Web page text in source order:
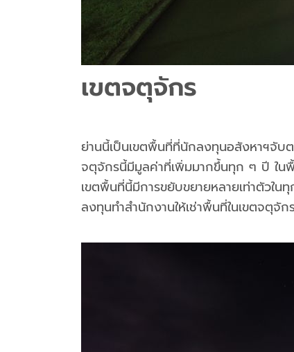
เขตจตุจักร
ย่านนี้เป็นเขตพื้นที่ที่นักลงทุนอสังหาฯจับ
จตุจักรนี้มีมูลค่าที่เพิ่มมากขึ้นทุก ๆ ปี ใน
เขตพื้นที่นี้มีการขยับขยายหลายเท่าตัวใน
ลงทุนทำสำนักงานให้เช่าพื้นที่ในเขตจตุจั